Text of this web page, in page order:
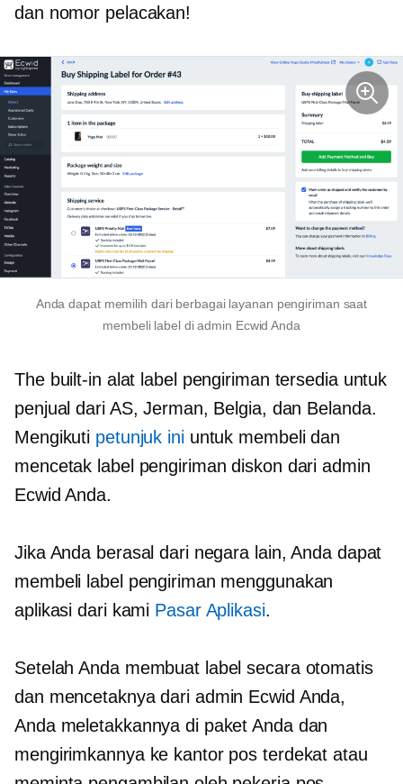
dan nomor pelacakan!
Anda dapat memilih dari berbagai layanan pengiriman saat
membeli label di admin Ecwid Anda
The built-in alat label pengiriman tersedia untuk
penjual dari AS, Jerman, Belgia, dan Belanda.
Mengikuti petunjuk iniuntuk membeli dan
mencetak label pengiriman diskon dari admin
Ecwid Anda.
Jika Anda berasal dari negara lain, Anda dapat
membeli label pengiriman menggunakan
aplikasi dari kami Pasar Aplikasi.
Setelah Anda membuat label secara otomatis
dan mencetaknya dari admin Ecwid Anda,
Anda meletakkannya di paket Anda dan
mengirimkannya ke kantor pos terdekat atau